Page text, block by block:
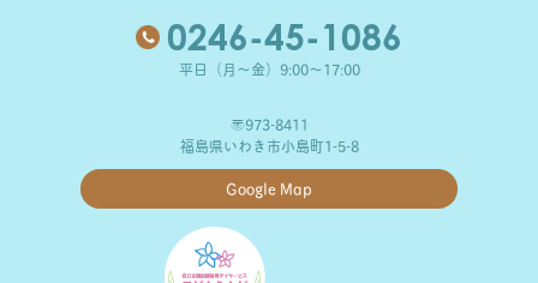
0246-45-1086
平日（月～金）9:00～17:00
〒973-8411
福島県いわき市小島町1-5-8
Google Map